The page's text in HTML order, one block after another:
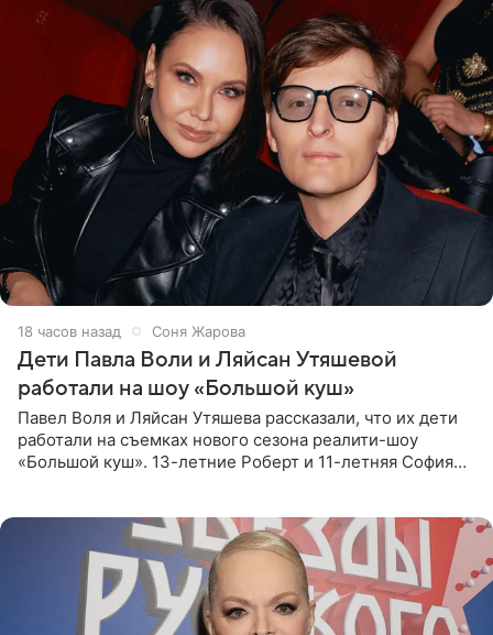
18 часов назад Соня Жарова
Дети Павла Воли и Ляйсан Утяшевой
работали на шоу «Большой куш»
Павел Воля и Ляйсан Утяшева рассказали, что их дети
работали на съемках нового сезона реалити-шоу
«Большой куш». 13-летние Роберт и 11-летняя София